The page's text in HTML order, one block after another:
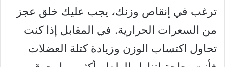
ترغب في إنقاص وزنك، يجب عليك خلق عجز
من السعرات الحرارية. في المقابل إذا كنت
تحاول اكتساب الوزن وزيادة كتلة العضلات